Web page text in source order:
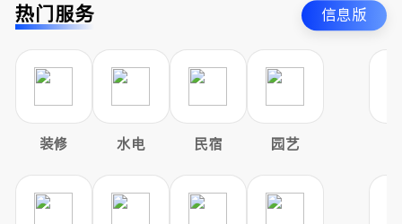
热门服务 信息版
装修 水电 民宿 园艺